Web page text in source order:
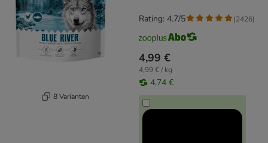
8 Varianten
4,99 €
4,99 € / kg
4,74 €
Rating: 4.7/5 (2426)